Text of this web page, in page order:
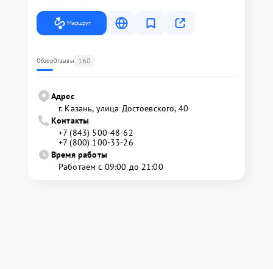
Маршрут
ОбзорОтзывы 160
Адрес
г. Казань, улица Достоевского, 40
Контакты
+7 (843) 500-48-62
+7 (800) 100-33-26
Время работы
Работаем с 09:00 до 21:00